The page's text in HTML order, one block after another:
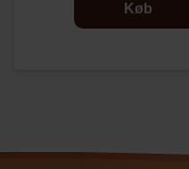
Køb